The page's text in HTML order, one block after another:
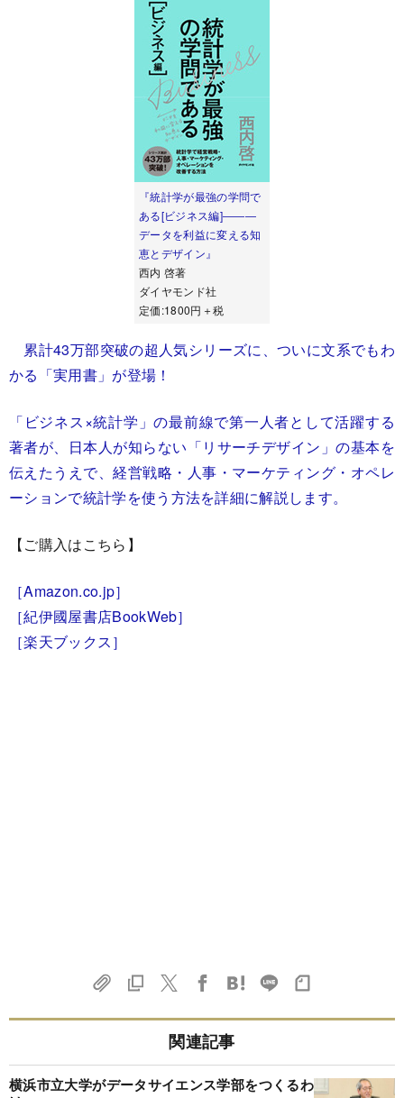
『統計学が最強の学問で
ある[ビジネス編]―――
データを利益に変える知
恵とデザイン』
西内 啓著
ダイヤモンド社
定価:1800円＋税
累計43万部突破の超人気シリーズに、ついに文系でもわ
かる「実用書」が登場！
「ビジネス×統計学」の最前線で第一人者として活躍する
著者が、日本人が知らない「リサーチデザイン」の基本を
伝えたうえで、経営戦略・人事・マーケティング・オペレ
ーションで統計学を使う方法を詳細に解説します。
【ご購入はこちら】
［Amazon.co.jp］
［紀伊國屋書店BookWeb］
［楽天ブックス］
関連記事
横浜市立大学がデータサイエンス学部をつくるわ